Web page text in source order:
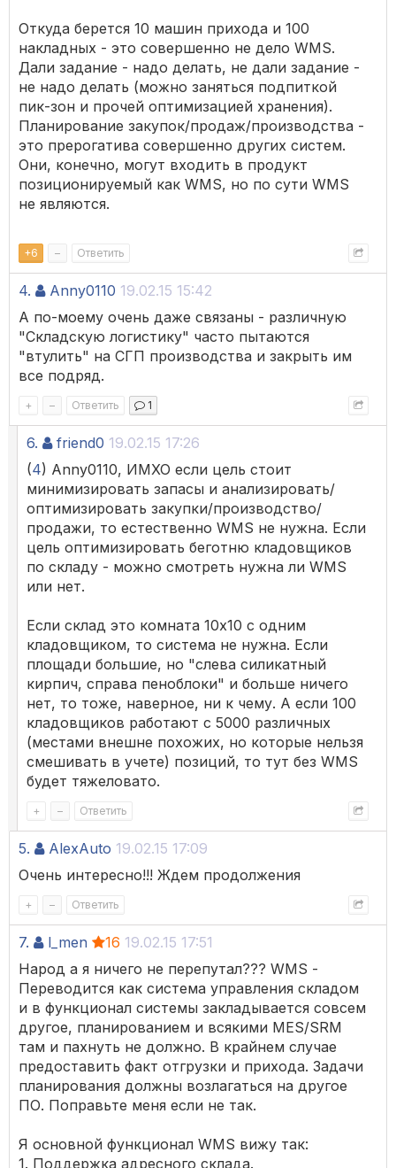
Откуда берется 10 машин прихода и 100
накладных - это совершенно не дело WMS.
Дали задание - надо делать, не дали задание -
не надо делать (можно заняться подпиткой
пик-зон и прочей оптимизацией хранения).
Планирование закупок/продаж/производства -
это прерогатива совершенно других систем.
Они, конечно, могут входить в продукт
позиционируемый как WMS, но по сути WMS
не являются.
+6 – Ответить
4. Anny0110 19.02.15 15:42
А по-моему очень даже связаны - различную
"Складскую логистику" часто пытаются
"втулить" на СГП производства и закрыть им
все подряд.
+ – Ответить 1
6. friend0 19.02.15 17:26
(4) Anny0110, ИМХО если цель стоит
минимизировать запасы и анализировать/
оптимизировать закупки/производство/
продажи, то естественно WMS не нужна. Если
цель оптимизировать беготню кладовщиков
по складу - можно смотреть нужна ли WMS
или нет.
Если склад это комната 10х10 с одним
кладовщиком, то система не нужна. Если
площади большие, но "слева силикатный
кирпич, справа пеноблоки" и больше ничего
нет, то тоже, наверное, ни к чему. А если 100
кладовщиков работают с 5000 различных
(местами внешне похожих, но которые нельзя
смешивать в учете) позиций, то тут без WMS
будет тяжеловато.
+ – Ответить
5. AlexAuto 19.02.15 17:09
Очень интересно!!! Ждем продолжения
+ – Ответить
7. l_men 16 19.02.15 17:51
Народ а я ничего не перепутал??? WMS -
Переводится как система управления складом
и в функционал системы закладывается совсем
другое, планированием и всякими MES/SRM
там и пахнуть не должно. В крайнем случае
предоставить факт отгрузки и прихода. Задачи
планирования должны возлагаться на другое
ПО. Поправьте меня если не так.
Я основной функционал WMS вижу так:
1. Поддержка адресного склада.